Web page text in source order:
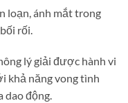
loạn, ánh mắt trong
rối.
lý giải được hành vi
khả năng vong tình
dao động.